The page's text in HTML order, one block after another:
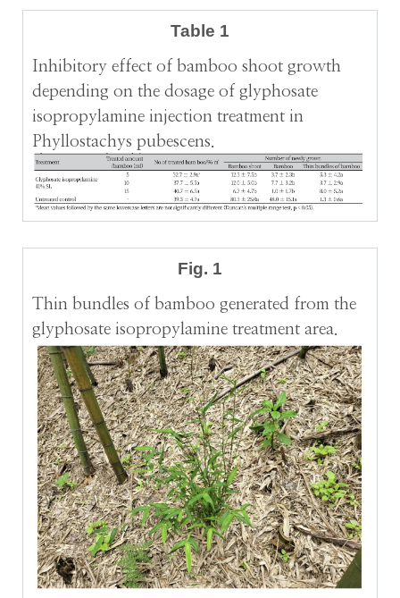
Table 1
Inhibitory effect of bamboo shoot growth
depending on the dosage of glyphosate
isopropylamine injection treatment in
Phyllostachys pubescens.
Fig. 1
Thin bundles of bamboo generated from the
glyphosate isopropylamine treatment area.